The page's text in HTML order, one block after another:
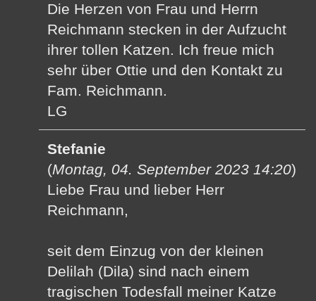
Die Herzen von Frau und Herrn
Reichmann stecken in der Aufzucht
ihrer tollen Katzen. Ich freue mich
sehr über Ottie und den Kontakt zu
Fam. Reichmann.
LG
Stefanie
(Montag, 04. September 2023 14:20)
Liebe Frau und lieber Herr
Reichmann,
seit dem Einzug von der kleinen
Delilah (Dila) sind nach einem
tragischen Todesfall meiner Katze